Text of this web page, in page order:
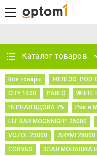
Каталог товаров
Все товары ЖЕЛЕЗО.
CITY 1400
PABLO WHITE
ЧЕРНАЯ ВДОВА 7%
Рик и
ELF BAR MOONNIGHT 25000
VOZOL 25000
ARYMI 28000
CORVUS
ЗЛАЯ МОНАШКА